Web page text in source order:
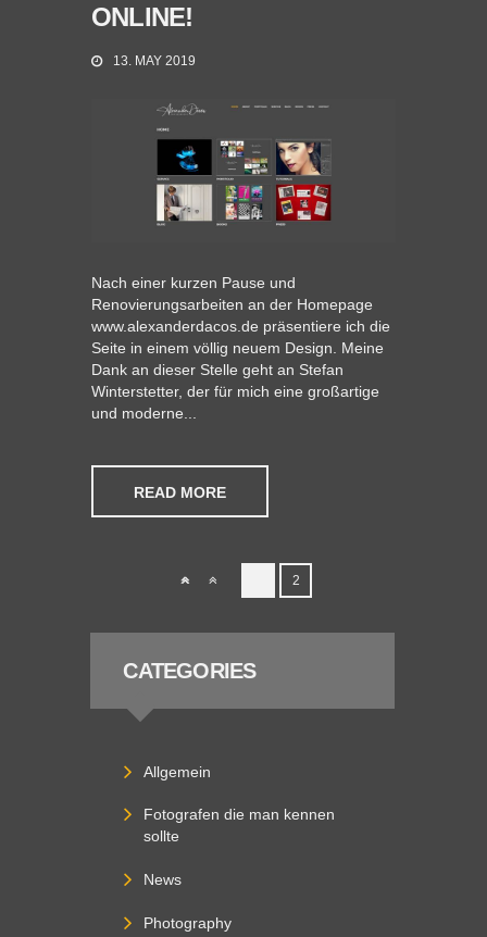
ONLINE!
13. MAY 2019
Nach einer kurzen Pause und
Renovierungsarbeiten an der Homepage
www.alexanderdacos.de präsentiere ich die
Seite in einem völlig neuem Design. Meine
Dank an dieser Stelle geht an Stefan
Winterstetter, der für mich eine großartige
und moderne...
READ MORE
2
CATEGORIES
Allgemein
Fotografen die man kennen
sollte
News
Photography